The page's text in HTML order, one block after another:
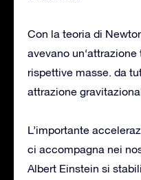
Con la teoria di
avevano
rispettive masse. da
attrazione
L’importante
ci accompagna nei
Albert Einstein si